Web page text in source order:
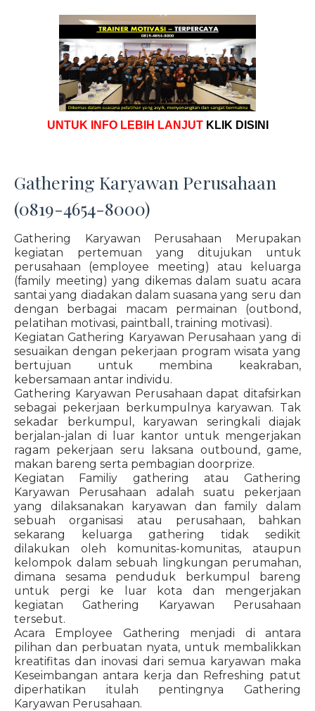
UNTUK INFO LEBIH LANJUT KLIK DISINI
Gathering Karyawan Perusahaan
(0819-4654-8000)
Gathering Karyawan Perusahaan Merupakan
kegiatan pertemuan yang ditujukan untuk
perusahaan (employee meeting) atau keluarga
(family meeting) yang dikemas dalam suatu acara
santai yang diadakan dalam suasana yang seru dan
dengan berbagai macam permainan (outbond,
pelatihan motivasi, paintball, training motivasi).
Kegiatan Gathering Karyawan Perusahaan yang di
sesuaikan dengan pekerjaan program wisata yang
bertujuan untuk membina keakraban,
kebersamaan antar individu.
Gathering Karyawan Perusahaan dapat ditafsirkan
sebagai pekerjaan berkumpulnya karyawan. Tak
sekadar berkumpul, karyawan seringkali diajak
berjalan-jalan di luar kantor untuk mengerjakan
ragam pekerjaan seru laksana outbound, game,
makan bareng serta pembagian doorprize.
Kegiatan Familiy gathering atau Gathering
Karyawan Perusahaan adalah suatu pekerjaan
yang dilaksanakan karyawan dan family dalam
sebuah organisasi atau perusahaan, bahkan
sekarang keluarga gathering tidak sedikit
dilakukan oleh komunitas-komunitas, ataupun
kelompok dalam sebuah lingkungan perumahan,
dimana sesama penduduk berkumpul bareng
untuk pergi ke luar kota dan mengerjakan
kegiatan Gathering Karyawan Perusahaan
tersebut.
Acara Employee Gathering menjadi di antara
pilihan dan perbuatan nyata, untuk membalikkan
kreatifitas dan inovasi dari semua karyawan maka
Keseimbangan antara kerja dan Refreshing patut
diperhatikan itulah pentingnya Gathering
Karyawan Perusahaan.